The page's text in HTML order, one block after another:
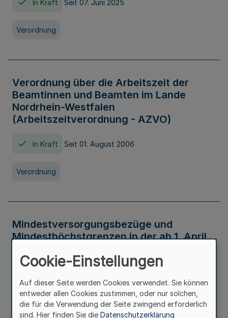
In Kraft Seit 07. Juni 2025
Verordnung
Verordnung über die Arbeitszeit der
Beamtinnen und Beamten im Lande
Nordrhein-Westfalen
(Arbeitszeitverordnung - AZVO)
In Kraft Seit 01. August 2006
Verordnung
Mindestversorgungsbezüge und
Mindesthöchstgrenzen in der ab 1. April
Verwaltungsvorschrift
Cookie-Einstellungen
Auf dieser Seite werden Cookies verwendet. Sie können
entweder allen Cookies zustimmen, oder nur solchen,
die für die Verwendung der Seite zwingend erforderlich
sind. Hier finden Sie die Datenschutzerklärung